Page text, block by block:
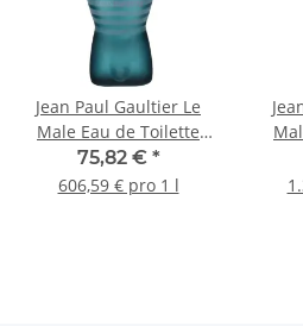
Jean Paul Gaultier Le
Male Eau de Toilette
125ml
75,82 € *
606,59 € pro 1 l